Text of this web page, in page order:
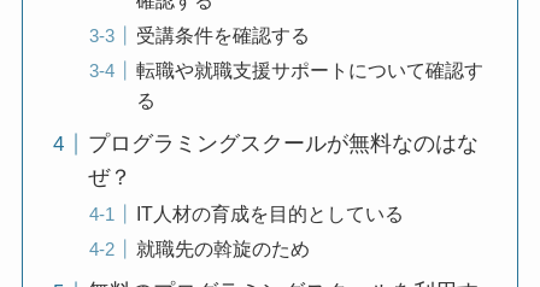
受講条件を確認する
転職や就職支援サポートについて確認す
る
プログラミングスクールが無料なのはな
ぜ？
IT人材の育成を目的としている
就職先の斡旋のため